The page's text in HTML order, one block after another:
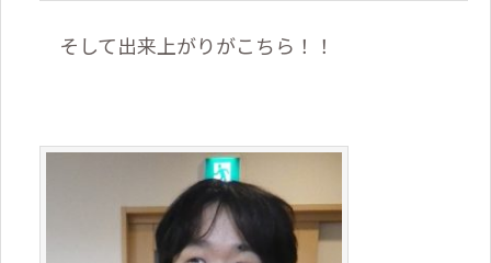
そして出来上がりがこちら！！